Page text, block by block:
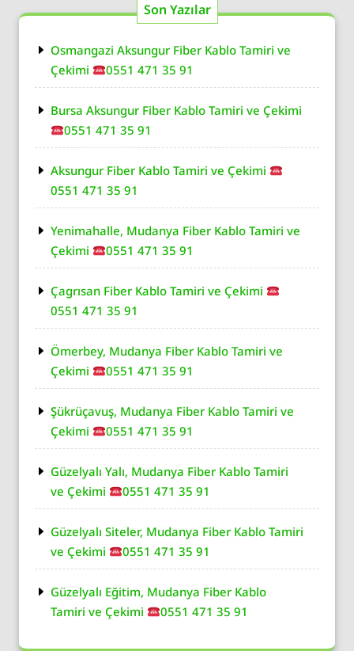
Son Yazılar
Osmangazi Aksungur Fiber Kablo Tamiri ve
Çekimi
0551 471 35 91
Bursa Aksungur Fiber Kablo Tamiri ve Çekimi
0551 471 35 91
Aksungur Fiber Kablo Tamiri ve Çekimi
0551 471 35 91
Yenimahalle, Mudanya Fiber Kablo Tamiri ve
Çekimi
0551 471 35 91
Çagrısan Fiber Kablo Tamiri ve Çekimi
0551 471 35 91
Ömerbey, Mudanya Fiber Kablo Tamiri ve
Çekimi
0551 471 35 91
Şükrüçavuş, Mudanya Fiber Kablo Tamiri ve
Çekimi
0551 471 35 91
Güzelyalı Yalı, Mudanya Fiber Kablo Tamiri
ve Çekimi
0551 471 35 91
Güzelyalı Siteler, Mudanya Fiber Kablo Tamiri
ve Çekimi
0551 471 35 91
Güzelyalı Eğitim, Mudanya Fiber Kablo
Tamiri ve Çekimi
0551 471 35 91